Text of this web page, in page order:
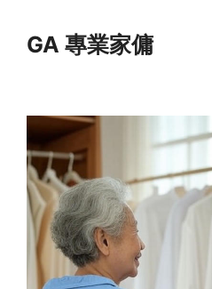
contentGA 專業家傭